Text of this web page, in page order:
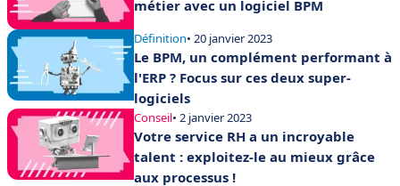
métier avec un logiciel BPM
Définition• 20 janvier 2023
Le BPM, un complément performant à
l'ERP ? Focus sur ces deux super-
logiciels
Conseil• 2 janvier 2023
Votre service RH a un incroyable
talent : exploitez-le au mieux grâce
aux processus !